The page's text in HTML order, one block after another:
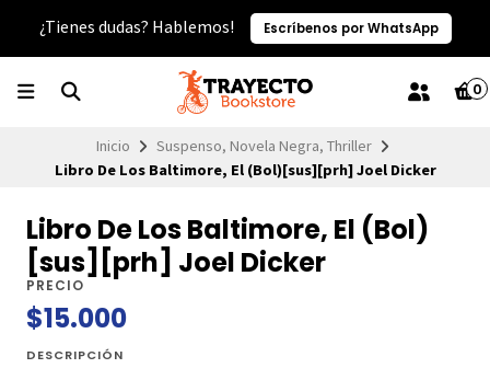
¿Tienes dudas? Hablemos! Escríbenos por WhatsApp
0
Inicio
Suspenso, Novela Negra, Thriller
Libro De Los Baltimore, El (Bol)[sus][prh] Joel Dicker
Libro De Los Baltimore, El (Bol)
[sus][prh] Joel Dicker
PRECIO
$15.000
DESCRIPCIÓN